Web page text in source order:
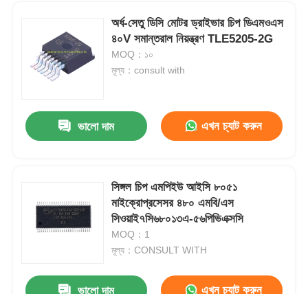
অর্ধ-সেতু ডিসি মোটর ড্রাইভার চিপ ডিএমওএস
৪০V সমান্তরাল নিয়ন্ত্রণ TLE5205-2G
MOQ：১০
মূল্য：consult with
ভালো দাম এখন চ্যাট করুন
সিঙ্গল চিপ এমপিইউ আইসি ৮০৫১
মাইক্রোপ্রসেসর ৪৮০ এমবি/এস
সিওয়াই৭সি৬৮০১৩এ-৫৬পিভিএক্সসি
MOQ：1
মূল্য：CONSULT WITH
ভালো দাম এখন চ্যাট করুন